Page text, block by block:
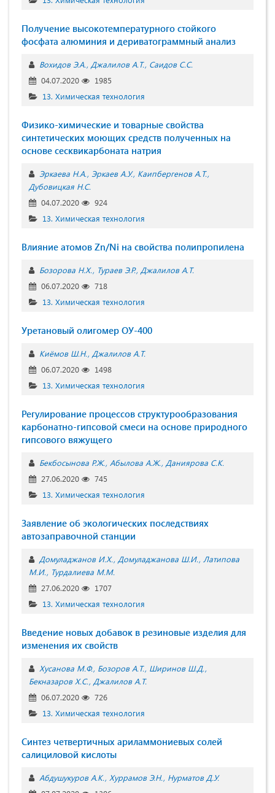
Получение высокотемпературного стойкого
фосфата алюминия и дериватограммный анализ
Вохидов Э.А. Джалилов А.Т. Саидов С.С.
04.07.2020
1985
13. Химическая технология
Физико-химические и товарные свойства
синтетических моющих средств полученных на
основе сесквикарбоната натрия
Эркаева Н.А. Эркаев А.У. Каипбергенов А.Т.
Дубовицкая Н.С.
04.07.2020
924
13. Химическая технология
Влияние атомов Zn/Ni на свойства полипропилена
Бозорова Н.Х. Тураев Э.Р. Джалилов А.Т.
06.07.2020
718
13. Химическая технология
Уретановый олигомер ОУ-400
Киёмов Ш.Н. Джалилов А.Т.
06.07.2020
1498
13. Химическая технология
Регулирование процессов структурообразования
карбонатно-гипсовой смеси на основе природного
гипсового вяжущего
Бекбосынова Р.Ж. Абылова А.Ж. Даниярова С.К.
27.06.2020
745
13. Химическая технология
Заявление об экологических последствиях
автозаправочной станции
Домуладжанов И.Х. Домуладжанова Ш.И. Латипова
М.И. Турдалиева М.М.
27.06.2020
1707
13. Химическая технология
Введение новых добавок в резиновые изделия для
изменения их свойств
Хусанова М.Ф. Бозоров А.Т. Ширинов Ш.Д.
Бекназаров Х.С. Джалилов А.Т.
06.07.2020
726
13. Химическая технология
Синтез четвертичных ариламмониевых солей
салициловой кислоты
Абдушукуров А.К. Хуррамов Э.Н. Нурматов Д.У.